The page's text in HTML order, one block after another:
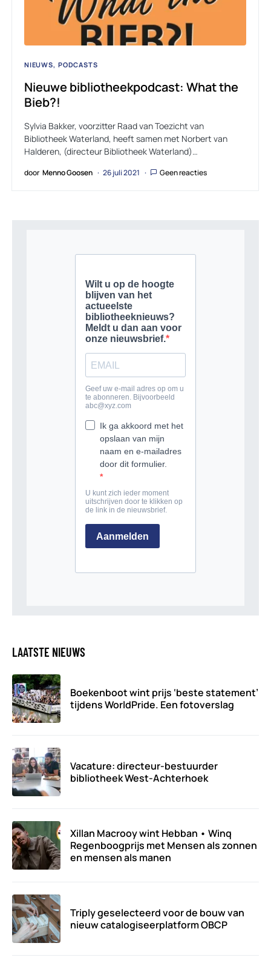
NIEUWS PODCASTS
Nieuwe bibliotheekpodcast: What the
Bieb?!
Sylvia Bakker, voorzitter Raad van Toezicht van
Bibliotheek Waterland, heeft samen met Norbert van
Halderen, (directeur Bibliotheek Waterland)…
door Menno Goosen 26 juli 2021 Geen reacties
LAATSTE NIEUWS
Boekenboot wint prijs ‘beste statement’
tijdens WorldPride. Een fotoverslag
Vacature: directeur-bestuurder
bibliotheek West-Achterhoek
Xillan Macrooy wint Hebban • Winq
Regenboogprijs met Mensen als zonnen
en mensen als manen
Triply geselecteerd voor de bouw van
nieuw catalogiseerplatform OBCP